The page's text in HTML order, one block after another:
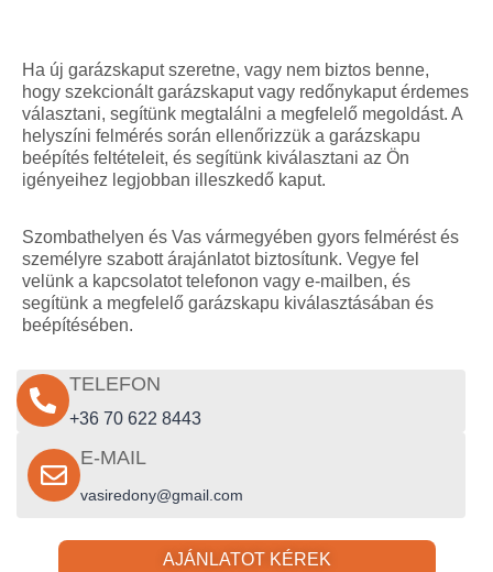
Ha új garázskaput szeretne, vagy nem biztos benne,
hogy szekcionált garázskaput vagy redőnykaput érdemes
választani, segítünk megtalálni a megfelelő megoldást. A
helyszíni felmérés során ellenőrizzük a garázskapu
beépítés feltételeit, és segítünk kiválasztani az Ön
igényeihez legjobban illeszkedő kaput.
Szombathelyen és Vas vármegyében gyors felmérést és
személyre szabott árajánlatot biztosítunk. Vegye fel
velünk a kapcsolatot telefonon vagy e-mailben, és
segítünk a megfelelő garázskapu kiválasztásában és
beépítésében.
TELEFON
+36 70 622 8443
E-MAIL
vasiredony@gmail.com
AJÁNLATOT KÉREK